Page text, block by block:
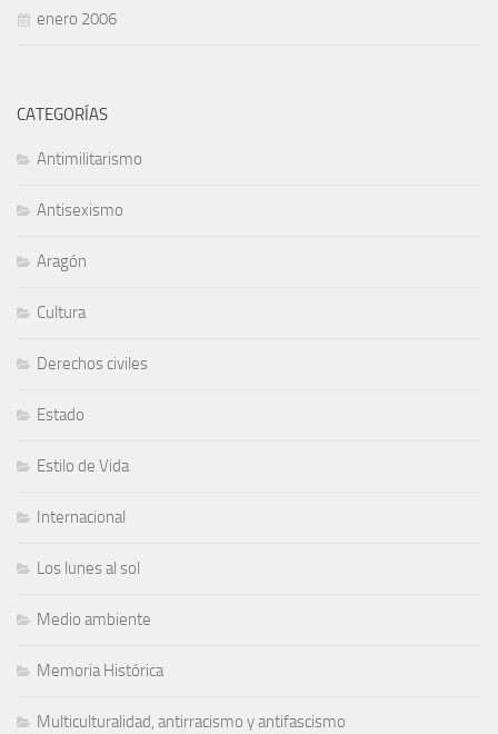
enero 2006
CATEGORÍAS
Antimilitarismo
Antisexismo
Aragón
Cultura
Derechos civiles
Estado
Estilo de Vida
Internacional
Los lunes al sol
Medio ambiente
Memoria Histórica
Multiculturalidad, antirracismo y antifascismo